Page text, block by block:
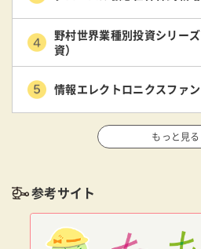
野村世界業種別投資シリー
資）
情報エレクトロニクスファ
もっと見る
参考サイト